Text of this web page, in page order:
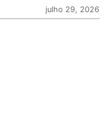
julho 29, 2026